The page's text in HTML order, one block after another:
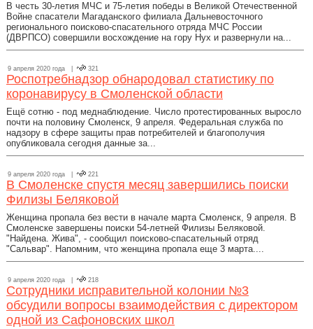
В честь 30-летия МЧС и 75-летия победы в Великой Отечественной
Войне спасатели Магаданского филиала Дальневосточного
регионального поисково-спасательного отряда МЧС России
(ДВРПСО) совершили восхождение на гору Нух и развернули на...
9 апреля 2020 года | 321
Роспотребнадзор обнародовал статистику по
коронавирусу в Смоленской области
Ещё сотню - под меднаблюдение. Число протестированных выросло
почти на половину Смоленск, 9 апреля. Федеральная служба по
надзору в сфере защиты прав потребителей и благополучия
опубликовала сегодня данные за...
9 апреля 2020 года | 221
В Смоленске спустя месяц завершились поиски
Филизы Беляковой
Женщина пропала без вести в начале марта Смоленск, 9 апреля. В
Смоленске завершены поиски 54-летней Филизы Беляковой.
"Найдена. Жива", - сообщил поисково-спасательный отряд
"Сальвар". Напомним, что женщина пропала еще 3 марта....
9 апреля 2020 года | 218
Сотрудники исправительной колонии №3
обсудили вопросы взаимодействия с директором
одной из Сафоновских школ